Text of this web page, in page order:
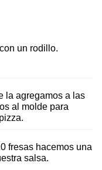
un rodillo.
la agregamos a las
al molde para
fresas hacemos una
salsa.